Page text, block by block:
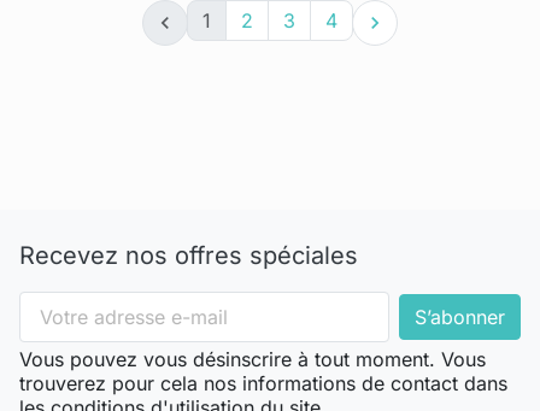
 1 2 3 4 
Recevez nos offres spéciales
Vous pouvez vous désinscrire à tout moment. Vous
trouverez pour cela nos informations de contact dans